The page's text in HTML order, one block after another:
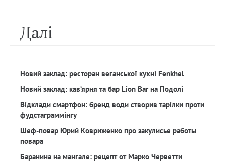
Далi
Новий заклад: ресторан веганської кухні Fenkhel
Новий заклад: кав‘ярня та бар Lion Bar на Подолі
Відклади смартфон: бренд води створив тарілки проти
фудстаграммінгу
Шеф-повар Юрий Ковриженко про закулисье работы
повара
Баранина на мангале: рецепт от Марко Черветти